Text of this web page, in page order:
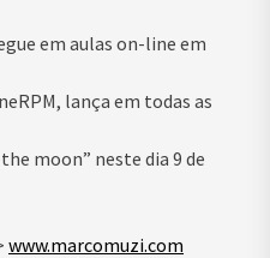
em aulas on-line em
lança em todas as
moon” neste dia 9 de
www.marcomuzi.com